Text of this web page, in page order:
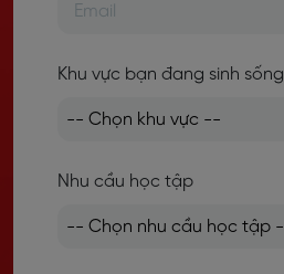
Khu vực bạn đang sinh sống
Nhu cầu học tập